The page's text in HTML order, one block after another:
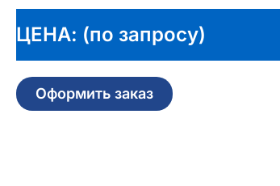
ЦЕНА: (по запросу)
Оформить заказ